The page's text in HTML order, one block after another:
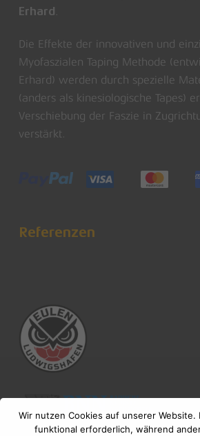
Es befinden sich keine
Warenkorb.
Erhard .
Die Effekte der innovativen und
Myofaszialen Taping Methode
Erhard) werden durch spezielle
(anders als kinesiologische Tapes)
Verschiebung der Faszie in
verstärkt.
Referenzen
Wir nutzen Cookies auf unserer Website.
funktional erforderlich, während